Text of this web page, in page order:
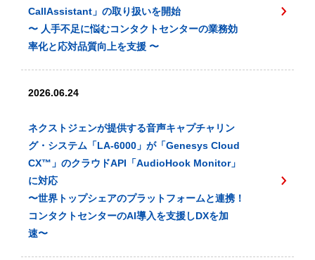
CallAssistant」の取り扱いを開始
〜 人手不足に悩むコンタクトセンターの業務効
率化と応対品質向上を支援 〜
2026.06.24
ネクストジェンが提供する音声キャプチャリン
グ・システム「LA-6000」が「Genesys Cloud
CX™️」のクラウドAPI「AudioHook Monitor」
に対応
〜世界トップシェアのプラットフォームと連携！
コンタクトセンターのAI導入を支援しDXを加
速〜